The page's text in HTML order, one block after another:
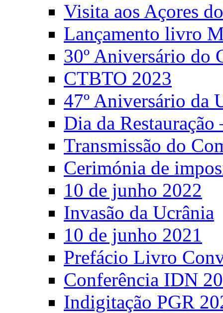
Visita aos Açores
Lançamento livro
30º Aniversário do
CTBTO 2023
47º Aniversário da
Dia da
Transmissão do
Cerimónia de
10 de junho 2022
Invasão da Ucrânia
10 de junho 2021
Prefácio Livro
Conferência IDN
Indigitação PGR